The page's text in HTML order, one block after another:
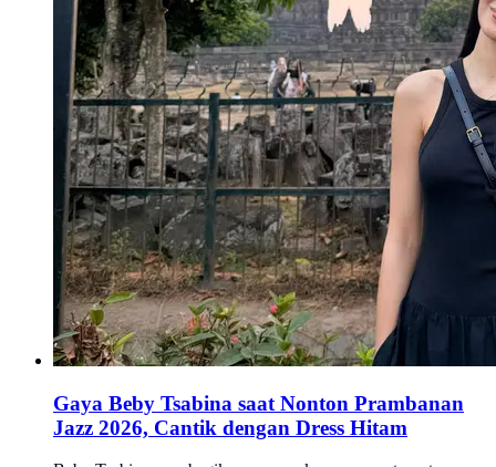
Gaya Beby Tsabina saat Nonton Prambanan
Jazz 2026, Cantik dengan Dress Hitam